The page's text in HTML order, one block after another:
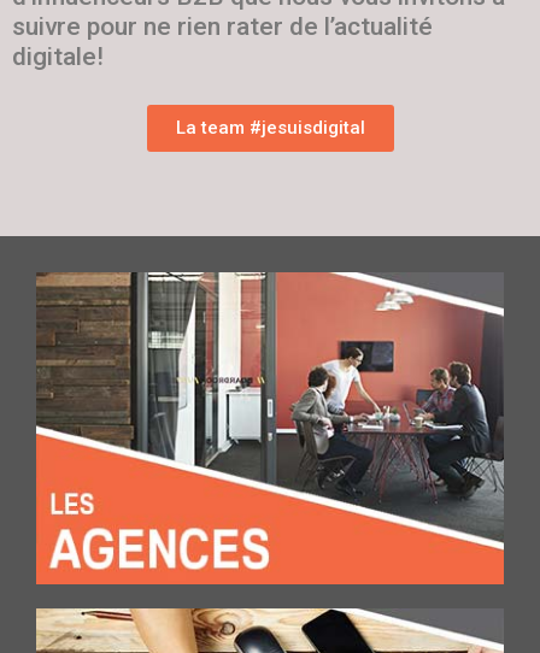
suivre pour ne rien rater de l’actualité
digitale!
La team #jesuisdigital